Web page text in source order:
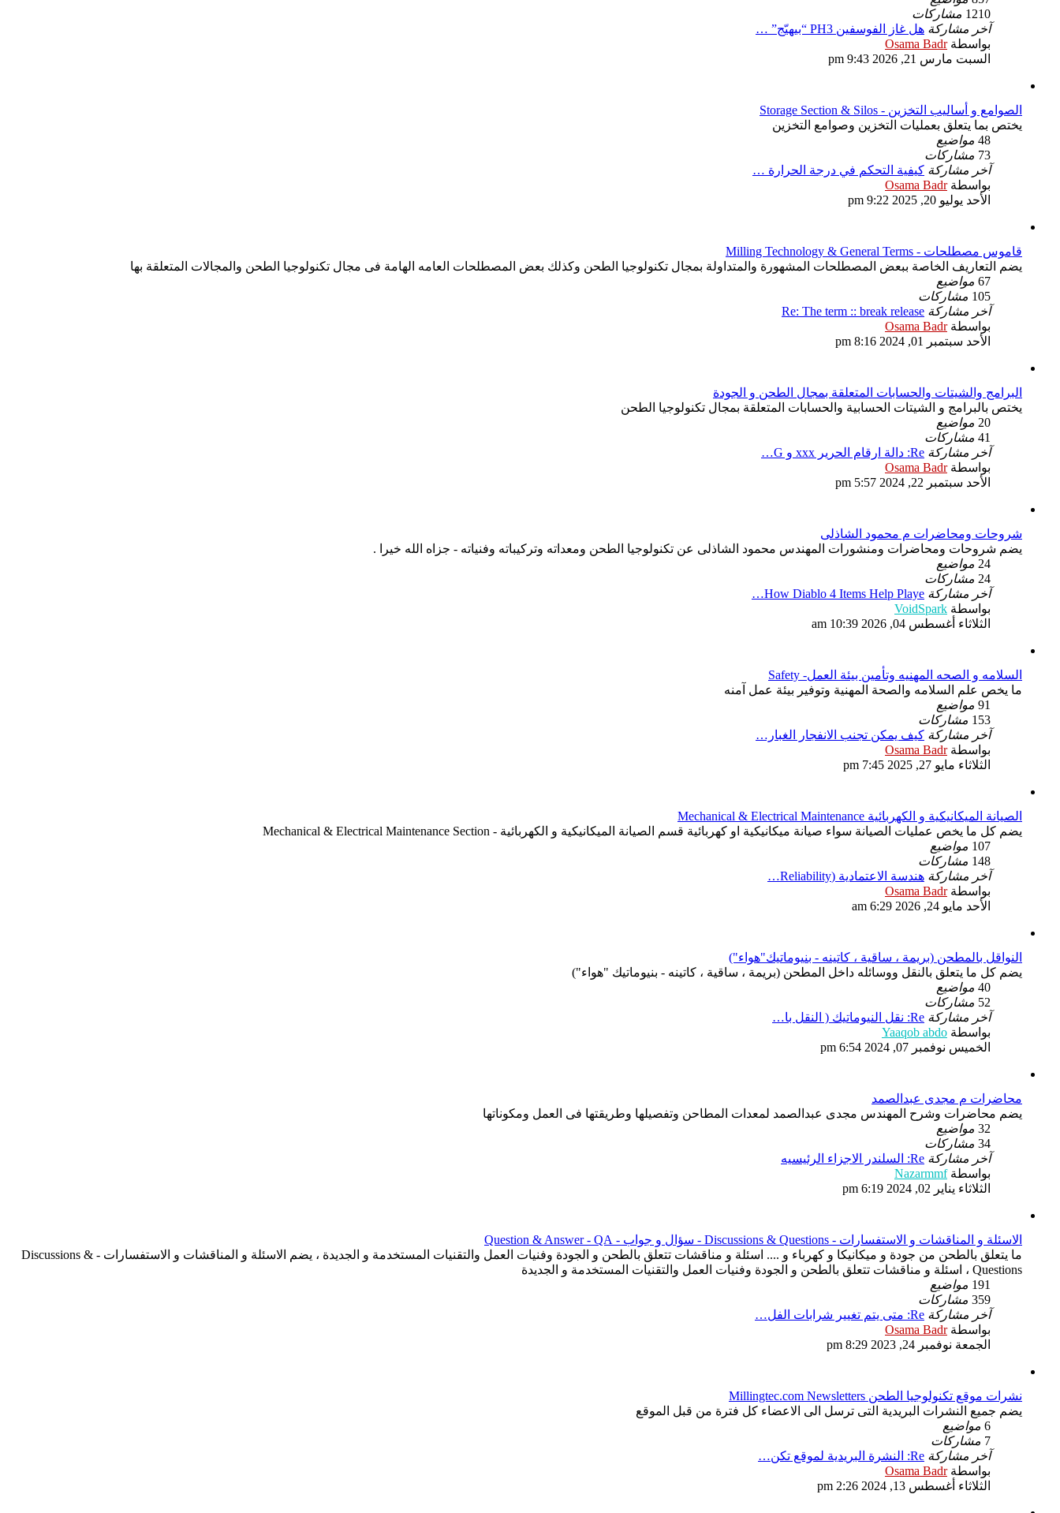
1210 مشاركات
آخر مشاركة هل غاز الفوسفين PH3 “بيهيّج” …
بواسطةOsama Badrشاهد
آخر
السبت مارس 21, 2026 9:43 pm
الصوامع و أساليب التخزين - Storage Section & Silos
يختص بما يتعلق بعمليات التخزين وصوامع التخزين
48 مواضيع
73 مشاركات
آخر مشاركة كيفية التحكم في درجة الحرارة …
بواسطةOsama Badrشاهد
آخر
الأحد يوليو 20, 2025 9:22 pm
قاموس مصطلحات - Milling Technology & General Terms
يضم التعاريف الخاصة ببعض المصطلحات المشهورة والمتداولة بمجال تكنولوجيا الطحن وكذلك بعض المصطلحات العامه الهامة فى مجال تكنولوجيا الطحن والمجالات المتعلقة بها
67 مواضيع
105 مشاركات
آخر مشاركة Re: The term :: break release
بواسطةOsama Badrشاهد
آخر
الأحد سبتمبر 01, 2024 8:16 pm
البرامج والشيتات والحسابات المتعلقة بمجال الطحن و الجودة
يختص بالبرامج و الشيتات الحسابية والحسابات المتعلقة بمجال تكنولوجيا الطحن
20 مواضيع
41 مشاركات
آخر مشاركة Re: دالة ارقام الحرير xxx و G…
بواسطةOsama Badrشاهد
آخر
الأحد سبتمبر 22, 2024 5:57 pm
شروحات ومحاضرات م محمود الشاذلى
يضم شروحات ومحاضرات ومنشورات المهندس محمود الشاذلى عن تكنولوجيا الطحن ومعداته وتركيباته وفنياته - جزاه الله خيرا .
24 مواضيع
24 مشاركات
آخر مشاركة How Diablo 4 Items Help Playe…
بواسطة VoidSparkشاهد
آخر
الثلاثاء أغسطس 04, 2026 10:39 am
السلامه و الصحه المهنيه وتأمين بيئة العمل- Safety
ما يخص علم السلامه والصحة المهنية وتوفير بيئة عمل آمنه
91 مواضيع
153 مشاركات
آخر مشاركة كيف يمكن تجنب الانفجار الغبار…
بواسطةOsama Badrشاهد
آخر
الثلاثاء مايو 27, 2025 7:45 pm
الصيانة الميكانيكية و الكهربائية Mechanical & Electrical Maintenance
يضم كل ما يخص عمليات الصيانة سواء صيانة ميكانيكية او كهربائية قسم الصيانة الميكانيكية و الكهربائية - Mechanical & Electrical Maintenance Section
107 مواضيع
148 مشاركات
آخر مشاركة هندسة الاعتمادية (Reliability…
بواسطةOsama Badrشاهد
آخر
الأحد مايو 24, 2026 6:29 am
النواقل بالمطحن (بريمة ، ساقية ، كاتينه - بنيوماتيك"هواء")
يضم كل ما يتعلق بالنقل ووسائله داخل المطحن (بريمة ، ساقية ، كاتينه - بنيوماتيك "هواء")
40 مواضيع
52 مشاركات
آخر مشاركة Re: نقل النيوماتيك ( النقل با…
بواسطة Yaaqob abdoشاهد
آخر
الخميس نوفمبر 07, 2024 6:54 pm
محاضرات م مجدى عبدالصمد
يضم محاضرات وشرح المهندس مجدى عبدالصمد لمعدات المطاحن وتفصيلها وطريقتها فى العمل ومكوناتها
32 مواضيع
34 مشاركات
آخر مشاركة Re: السلندر الاجزاء الرئيسيه
بواسطةNazarmmfشاهد
آخر
الثلاثاء يناير 02, 2024 6:19 pm
الاسئلة و المناقشات و الاستفسارات - Discussions & Questions - سؤال و جواب - Question & Answer - QA
ما يتعلق بالطحن من جودة و ميكانيكا و كهرباء و .... اسئلة و مناقشات تتعلق بالطحن و الجودة وفنيات العمل والتقنيات المستخدمة و الجديدة ، يضم الاسئلة و المناقشات و الاستفسارات - Discussions &
Questions ، اسئلة و مناقشات تتعلق بالطحن و الجودة وفنيات العمل والتقنيات المستخدمة و الجديدة
191 مواضيع
359 مشاركات
آخر مشاركة Re: متى يتم تغيير شرابات الفل…
بواسطةOsama Badrشاهد
آخر
الجمعة نوفمبر 24, 2023 8:29 pm
نشرات موقع تكنولوجيا الطحن Millingtec.com Newsletters
يضم جميع النشرات البريدية التى ترسل الى الاعضاء كل فترة من قبل الموقع
6 مواضيع
7 مشاركات
آخر مشاركة Re: النشرة البريدية لموقع تكن…
بواسطةOsama Badrشاهد
آخر
الثلاثاء أغسطس 13, 2024 2:26 pm